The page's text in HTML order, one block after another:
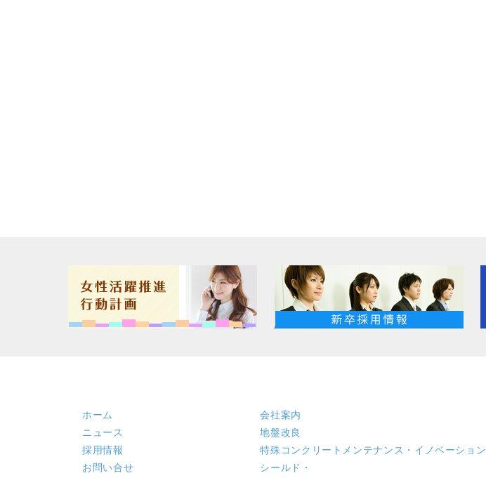
ホーム
ニュース
採用情報
お問い合せ
会社案内
地盤改良
特殊コンクリート メンテナンス・イノベーション
シールド・